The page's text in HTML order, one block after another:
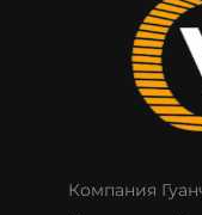
Компания